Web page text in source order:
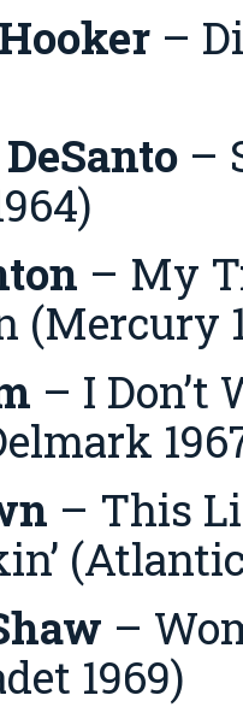
–
–
– My
(Mercury
– I Don’t
– This
–
1969)